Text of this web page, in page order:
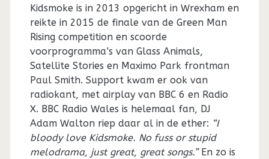
Kidsmoke is in 2013 opgericht in Wrexham en
reikte in 2015 de finale van de Green Man
Rising competition en scoorde
voorprogramma’s van Glass Animals,
Satellite Stories en Maximo Park frontman
Paul Smith. Support kwam er ook van
radiokant, met airplay van BBC 6 en Radio
X. BBC Radio Wales is helemaal fan, DJ
Adam Walton riep daar al in de ether: “I
bloody love Kidsmoke. No fuss or stupid
melodrama, just great, great songs.”En zo is